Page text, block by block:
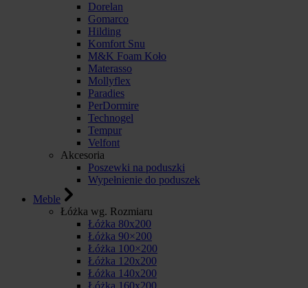
Dorelan
Gomarco
Hilding
Komfort Snu
M&K Foam Koło
Materasso
Mollyflex
Paradies
PerDormire
Technogel
Tempur
Velfont
Akcesoria
Poszewki na poduszki
Wypełnienie do poduszek
Meble
Łóżka wg. Rozmiaru
Łóżka 80x200
Łóżka 90×200
Łóżka 100×200
Łóżka 120x200
Łóżka 140x200
Łóżka 160x200